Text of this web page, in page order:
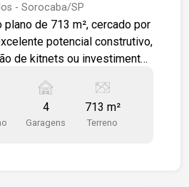
- Sorocaba/SP
de 713 m², cercado por
potencial construtivo,
de kitnets ou investimento
-2 banheiros; -Espaço
-Próximo à ETEC
4
Garagens
713 m²
Terreno